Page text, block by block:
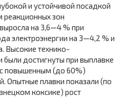
и устойчи­вой посадкой
реакционных зон
на 3,6—4 % при
электроэнергии на 3—4,2 % и
Высокие технико-
были достигнуты при выплавке
повышенным (до 60%)
Опытные плавки показали (по
коксике) рост